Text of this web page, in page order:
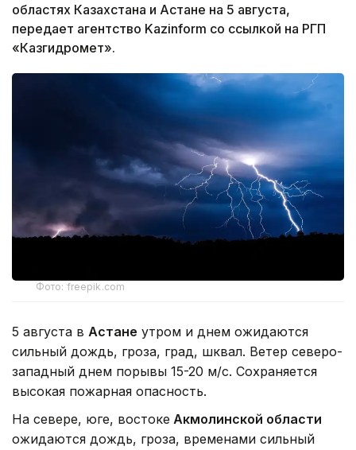
областях Казахстана и Астане на 5 августа,
передает агентство Kazinform со ссылкой на РГП
«Казгидромет».
Фото: freepik.com
5 августа в Астане утром и днем ожидаются
сильный дождь, гроза, град, шквал. Ветер северо-
западный днем порывы 15-20 м/с. Сохраняется
высокая пожарная опасность.
На севере, юге, востоке Акмолинской области
ожидаются дождь, гроза, временами сильный